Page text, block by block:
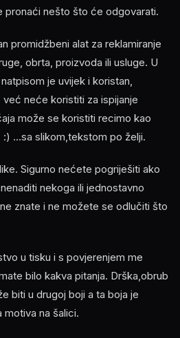
pronaći nešto što će odgovarati.
promidžbeni alat za reklamiranje
obrta, proizvoda ili usluge. U
je uvijek i koristan,
neće koristiti za ispijanje
može se koristiti recimo kao
...sa slikom,tekstom po želji.
Sigurno nećete pogriješiti ako
nekoga ili jednostavno
znate i ne možete se odlučiti što
u tisku i s povjerenjem me
bilo kakva pitanja. Drška,obrub
biti u drugoj boji a ta boja je
motiva na šalici.